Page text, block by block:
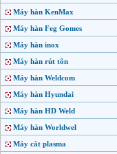
Máy hàn KenMax
Máy hàn Feg Gomes
Máy hàn inox
Máy hàn rút tôn
Máy hàn Weldcom
Máy hàn Hyundai
Máy hàn HD Weld
Máy hàn Worldwel
Máy cắt plasma